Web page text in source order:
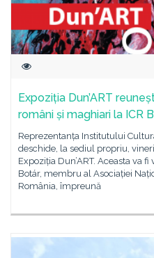
Expoziția Dun’ART
români și maghiari la ICR
Reprezentanța Institutului
deschide, la sediul propriu,
Expoziția Dun’ART. Aceasta va
Botár, membru al Asociației
România, împreună